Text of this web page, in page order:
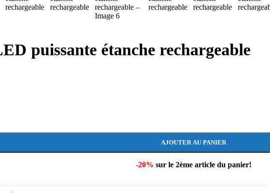
puissante étanche rechargeable
AJOUTER AU PANIER
-20% sur le 2ème article du panier!